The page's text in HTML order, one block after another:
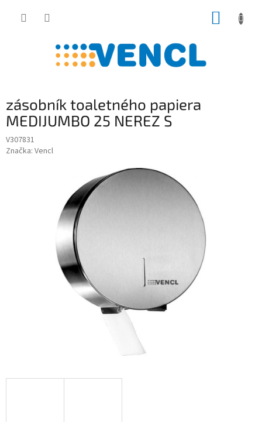
zásobník toaletného papiera
MEDIJUMBO 25 NEREZ S
V307831
Značka: Vencl